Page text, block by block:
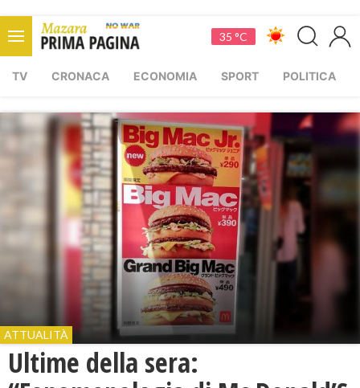
35 °C
TV CRONACA ECONOMIA SPORT POLITICA
ATTUALITÀ
Ultime della sera: